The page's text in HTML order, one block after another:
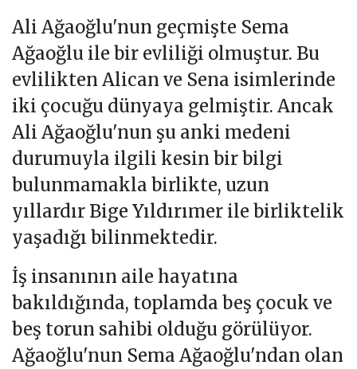
Ali Ağaoğlu'nun geçmişte Sema
Ağaoğlu ile bir evliliği olmuştur. Bu
evlilikten Alican ve Sena isimlerinde
iki çocuğu dünyaya gelmiştir. Ancak
Ali Ağaoğlu'nun şu anki medeni
durumuyla ilgili kesin bir bilgi
bulunmamakla birlikte, uzun
yıllardır Bige Yıldırımer ile birliktelik
yaşadığı bilinmektedir.
İş insanının aile hayatına
bakıldığında, toplamda beş çocuk ve
beş torun sahibi olduğu görülüyor.
Ağaoğlu'nun Sema Ağaoğlu'ndan olan